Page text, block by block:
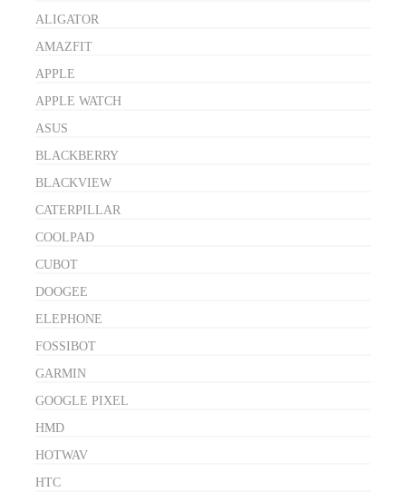
ALIGATOR
AMAZFIT
APPLE
APPLE WATCH
ASUS
BLACKBERRY
BLACKVIEW
CATERPILLAR
COOLPAD
CUBOT
DOOGEE
ELEPHONE
FOSSIBOT
GARMIN
GOOGLE PIXEL
HMD
HOTWAV
HTC